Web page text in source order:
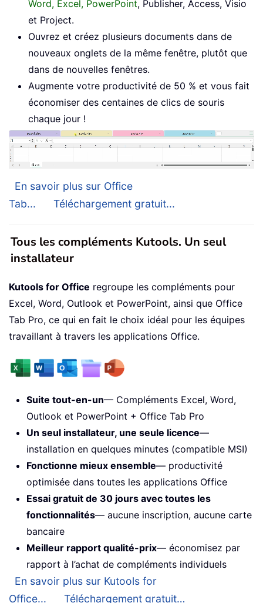
Word, Excel, PowerPoint, Publisher, Access, Visio
et Project.
Ouvrez et créez plusieurs documents dans de
nouveaux onglets de la même fenêtre, plutôt que
dans de nouvelles fenêtres.
Augmente votre productivité de 50 % et vous fait
économiser des centaines de clics de souris
chaque jour !
En savoir plus sur Office
Tab...
Téléchargement gratuit...
Tous les compléments Kutools. Un seul
installateur
Kutools for Office regroupe les compléments pour
Excel, Word, Outlook et PowerPoint, ainsi que Office
Tab Pro, ce qui en fait le choix idéal pour les équipes
travaillant à travers les applications Office.
Suite tout-en-un— Compléments Excel, Word,
Outlook et PowerPoint + Office Tab Pro
Un seul installateur, une seule licence—
installation en quelques minutes (compatible MSI)
Fonctionne mieux ensemble— productivité
optimisée dans toutes les applications Office
Essai gratuit de 30 jours avec toutes les
fonctionnalités— aucune inscription, aucune carte
bancaire
Meilleur rapport qualité-prix— économisez par
rapport à l’achat de compléments individuels
En savoir plus sur Kutools for
Office...
Téléchargement gratuit…